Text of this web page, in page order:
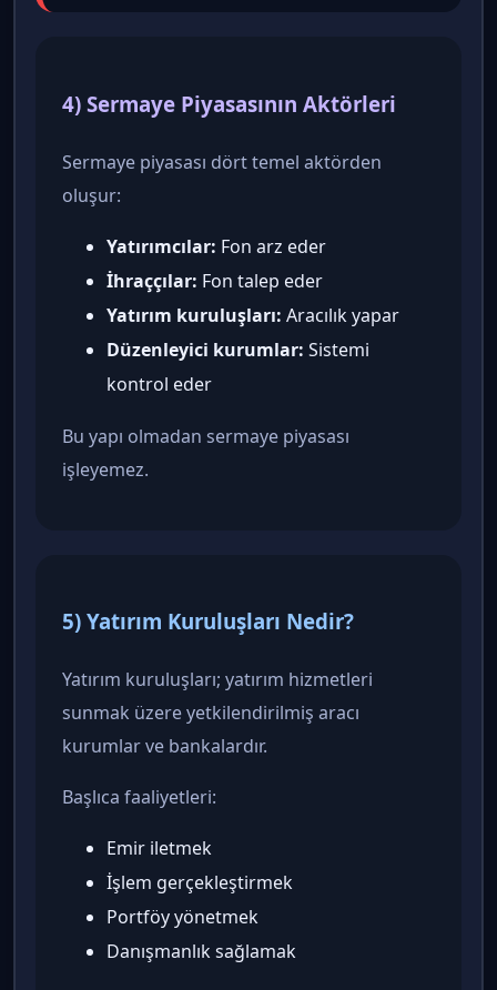
4) Sermaye Piyasasının Aktörleri
Sermaye piyasası dört temel aktörden
oluşur:
Yatırımcılar: Fon arz eder
İhraççılar: Fon talep eder
Yatırım kuruluşları: Aracılık yapar
Düzenleyici kurumlar: Sistemi
kontrol eder
Bu yapı olmadan sermaye piyasası
işleyemez.
5) Yatırım Kuruluşları Nedir?
Yatırım kuruluşları; yatırım hizmetleri
sunmak üzere yetkilendirilmiş aracı
kurumlar ve bankalardır.
Başlıca faaliyetleri:
Emir iletmek
İşlem gerçekleştirmek
Portföy yönetmek
Danışmanlık sağlamak